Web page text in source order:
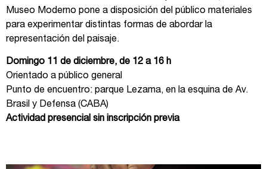
Museo Moderno pone a disposición del público materiales
para experimentar distintas formas de abordar la
representación del paisaje.
Domingo 11 de diciembre, de 12 a 16 h
Orientado a público general
Punto de encuentro: parque Lezama, en la esquina de Av.
Brasil y Defensa (CABA)
Actividad presencial sin inscripción previa